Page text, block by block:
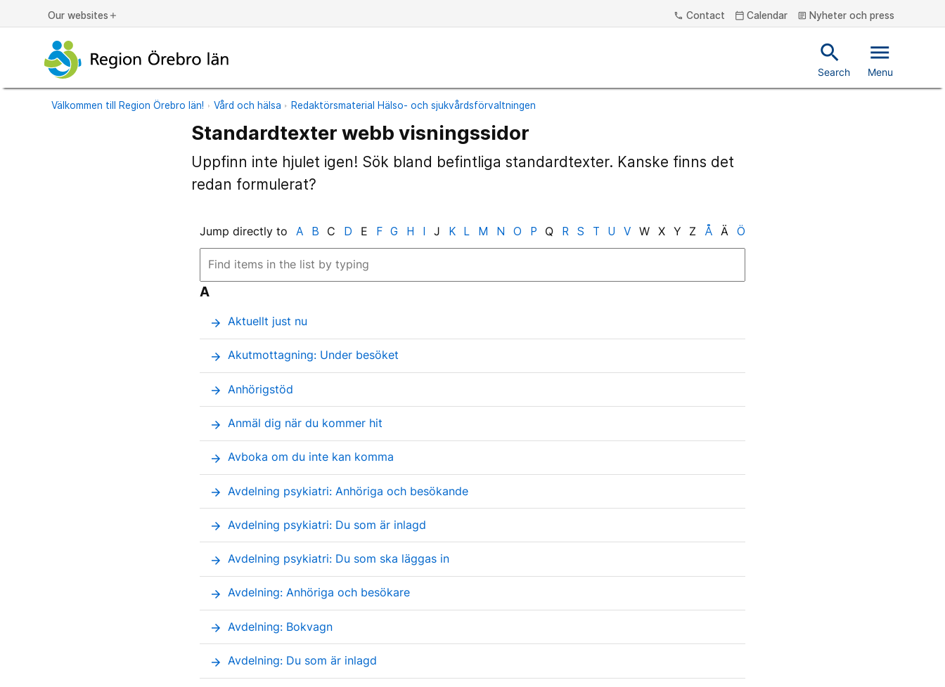
Our websites add phone Contact calendar_today Calendar article Nyheter och press
search
Search
menu
Menu
Välkommen till Region Örebro län! Vård och hälsa Redaktörsmaterial Hälso- och sjukvårdsförvaltningen
Standardtexter webb visningssidor
Uppfinn inte hjulet igen! Sök bland befintliga standardtexter. Kanske finns det
redan formulerat?
Jump directly to A B C D E F G H J K L M N O P Q R S T U V W X Y Z Å Ä Ö
A
arrow_forward Aktuellt just nu
arrow_forward Akutmottagning: Under besöket
arrow_forward Anhörigstöd
arrow_forward Anmäl dig när du kommer hit
arrow_forward Avboka om du inte kan komma
arrow_forward Avdelning psykiatri: Anhöriga och besökande
arrow_forward Avdelning psykiatri: Du som är inlagd
arrow_forward Avdelning psykiatri: Du som ska läggas in
arrow_forward Avdelning: Anhöriga och besökare
arrow_forward Avdelning: Bokvagn
arrow_forward Avdelning: Du som är inlagd